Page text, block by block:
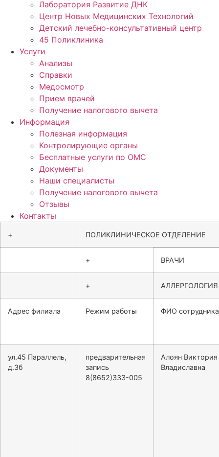
Лаборатория Развитие ДНК
Центр Новых Медицинских Технологий
Детский лечебно-консультативный центр
45 Поликлиника
Услуги
Анализы
Справки
Медосмотр
Прием врачей
Получение налогового вычета
Информация
Полезная информация
Контролирующие органы
Бесплатные услуги по ОМС
Документы
Наши специалисты
Получение налогового вычета
Отзывы
Контакты
+ ПОЛИКЛИНИЧЕСКОЕ ОТДЕЛЕНИЕ
+ ВРАЧИ
+
Адрес филиала Режим работы ФИО сотрудника
ул.45 Параллель,
д.3б
предварительная
запись
8(8652)333-005
Алоян Виктория
Владиславна